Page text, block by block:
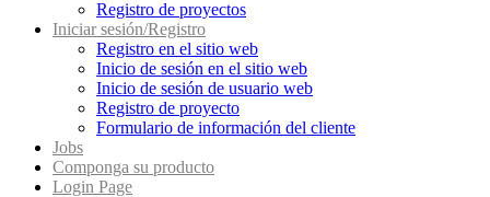
Registro de proyectos
Iniciar sesión/Registro
Registro en el sitio web
Inicio de sesión en el sitio web
Inicio de sesión de usuario web
Registro de proyecto
Formulario de información del cliente
Jobs
Componga su producto
Login Page